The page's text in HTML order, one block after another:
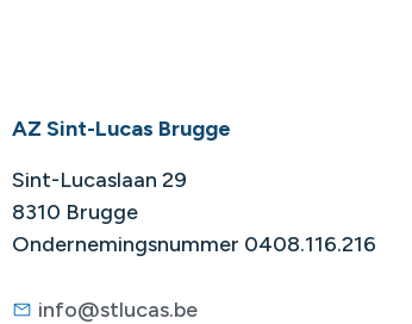
AZ Sint-Lucas Brugge
Sint-Lucaslaan 29
8310 Brugge
Ondernemingsnummer 0408.116.216
info@stlucas.be